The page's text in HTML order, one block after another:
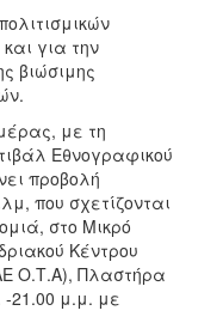
για την
βιώσιμης
με τη
Εθνογραφικού
προβολή
που σχετίζονται
στο Μικρό
Κέντρου
Ο.Τ.Α), Πλαστήρα
21.00 μ.μ. με